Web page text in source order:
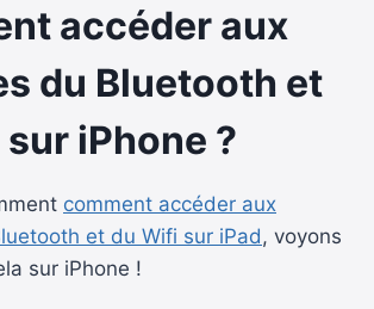
accéder aux
du Bluetooth et
iPhone ?
comment accéder aux
et du Wifi sur iPad , voyons
sur iPhone !